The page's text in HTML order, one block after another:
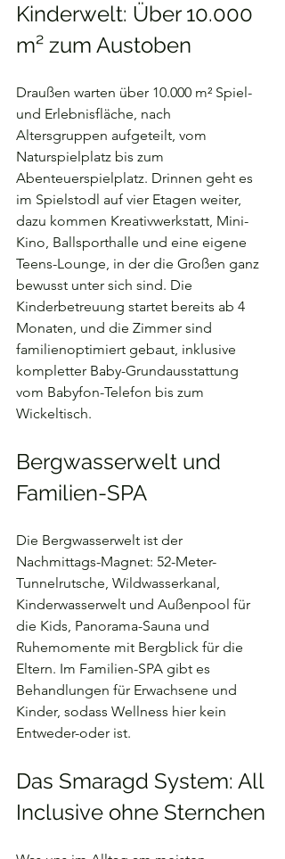
Kinderwelt: Über 10.000
m² zum Austoben
Draußen warten über 10.000 m² Spiel-
und Erlebnisfläche, nach
Altersgruppen aufgeteilt, vom
Naturspielplatz bis zum
Abenteuerspielplatz. Drinnen geht es
im Spielstodl auf vier Etagen weiter,
dazu kommen Kreativwerkstatt, Mini-
Kino, Ballsporthalle und eine eigene
Teens-Lounge, in der die Großen ganz
bewusst unter sich sind. Die
Kinderbetreuung startet bereits ab 4
Monaten, und die Zimmer sind
familienoptimiert gebaut, inklusive
kompletter Baby-Grundausstattung
vom Babyfon-Telefon bis zum
Wickeltisch.
Bergwasserwelt und
Familien-SPA
Die Bergwasserwelt ist der
Nachmittags-Magnet: 52-Meter-
Tunnelrutsche, Wildwasserkanal,
Kinderwasserwelt und Außenpool für
die Kids, Panorama-Sauna und
Ruhemomente mit Bergblick für die
Eltern. Im Familien-SPA gibt es
Behandlungen für Erwachsene und
Kinder, sodass Wellness hier kein
Entweder-oder ist.
Das Smaragd System: All
Inclusive ohne Sternchen